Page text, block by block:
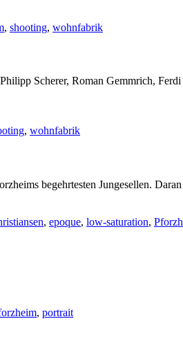
, shooting, wohnfabrik
Scherer, Roman Gemmrich,
, wohnfabrik
begehrtesten Jungesellen.
, epoque, low-saturation,
, portrait